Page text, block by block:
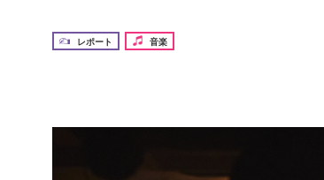
レポート 音楽